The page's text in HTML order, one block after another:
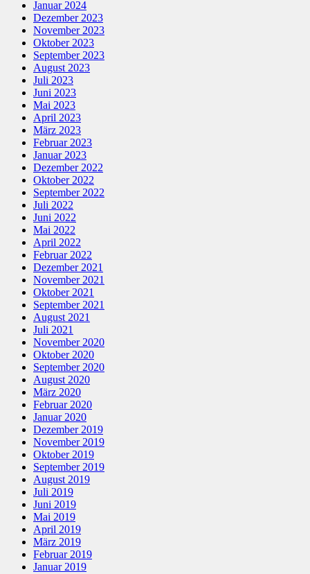
Januar 2024
Dezember 2023
November 2023
Oktober 2023
September 2023
August 2023
Juli 2023
Juni 2023
Mai 2023
April 2023
März 2023
Februar 2023
Januar 2023
Dezember 2022
Oktober 2022
September 2022
Juli 2022
Juni 2022
Mai 2022
April 2022
Februar 2022
Dezember 2021
November 2021
Oktober 2021
September 2021
August 2021
Juli 2021
November 2020
Oktober 2020
September 2020
August 2020
März 2020
Februar 2020
Januar 2020
Dezember 2019
November 2019
Oktober 2019
September 2019
August 2019
Juli 2019
Juni 2019
Mai 2019
April 2019
März 2019
Februar 2019
Januar 2019